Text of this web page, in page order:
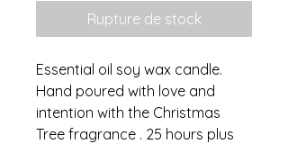
Rupture de stock
Essential oil soy wax candle.
Hand poured with love and
intention with the Christmas
Tree fragrance . 25 hours plus